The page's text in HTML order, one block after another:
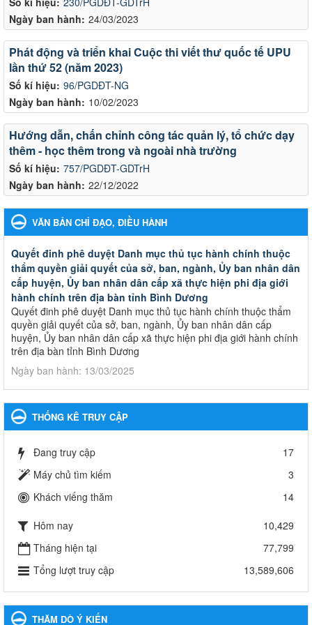
Ngày ban hành: 24/03/2023
Số kí hiệu: 96/PGDĐT-NG
Ngày ban hành: 10/02/2023
Phát động và triển khai Cuộc thi viết thư quốc tế UPU
lần thứ 52 (năm 2023)
Số kí hiệu: 757/PGDĐT-GDTrH
Ngày ban hành: 22/12/2022
Hướng dẫn, chấn chỉnh công tác quản lý, tổ chức dạy
thêm - học thêm trong và ngoài nhà trường
VĂN BẢN CHỈ ĐẠO, ĐIỀU HÀNH
Quyết đinh phê duyệt Danh mục thủ tục hành chính thuộc
thẩm quyền giải quyết của sở, ban, ngành, Ủy ban nhân dân
cấp huyện, Ủy ban nhân dân cấp xã thực hiện phi địa giới
hành chính trên địa bàn tỉnh Bình Dương
Quyết đinh phê duyệt Danh mục thủ tục hành chính thuộc thẩm
quyền giải quyết của sở, ban, ngành, Ủy ban nhân dân cấp
huyện, Ủy ban nhân dân cấp xã thực hiện phi địa giới hành chính
trên địa bàn tỉnh Bình Dương
Ngày ban hành: 13/03/2025
Giáo dục và Đào tạo thành phố Bến Cát
Kế hoạch Phổ biến, giáo dục pháp luật năm 2025 của ngành
Ngày ban hành: 28/02/2025
vực giáo dục đào tạo thuộc hệ giáo dục quốc dân và cơ sở
và Đào tạo, Ủy ban nhân dân cấp huyện
Quyết định công bố thủ tục hành chính bị bãi bỏ trong lĩnh vực
giáo dục đào tạo thuộc hệ giáo dục quốc dân và cơ sở giáo dục
khác thuộc thẩm quyền giải quyết của Sở Giáo dục và Đào tạo,
Ngày ban hành: 30/09/2024
THỐNG KÊ TRUY CẬP
Đang truy cập
17
Máy chủ tìm kiếm
3
Khách viếng thăm
14
Hôm nay
10,429
Tháng hiện tại
77,799
Tổng lượt truy cập
13,589,606
THĂM DÒ Ý KIẾN